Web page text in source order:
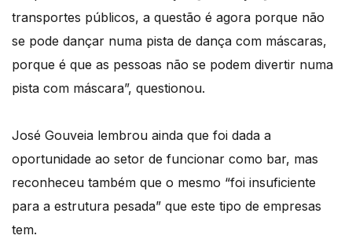
transportes públicos, a questão é agora porque não
se pode dançar numa pista de dança com máscaras,
porque é que as pessoas não se podem divertir numa
pista com máscara”, questionou.
José Gouveia lembrou ainda que foi dada a
oportunidade ao setor de funcionar como bar, mas
reconheceu também que o mesmo “foi insuficiente
para a estrutura pesada” que este tipo de empresas
tem.